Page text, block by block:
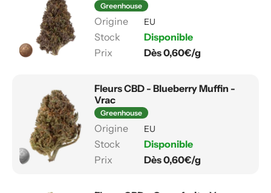
Greenhouse
EU
Disponible
Dès 0,60€/g
Fleurs CBD - Blueberry Muffin -
Vrac
Greenhouse
EU
Disponible
Dès 0,60€/g